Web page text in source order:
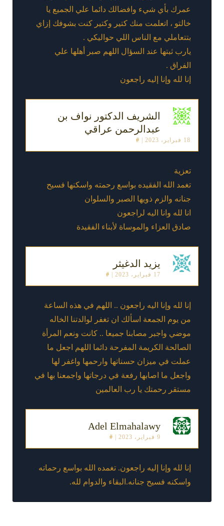
عمرك بأي شيء وافضالك دائما علي الجميع يا
خالتو ، اتعلمت منك كتير وكتير كنت بشوفك إزاي
بتتعاملي مع الناس اللي حواليكي .
يارب ثبتها عند السؤال اللهم صبر أهلها علي
الفراق .
إنا لله وإنا إليه راجعون
الشريف الدكتور نواف بن
عبدالرحمن عراقي
18 فبراير، 2023 #
تعزية
تغمد الله الفقيده بواسع رحمته واسكنها فسيح
جنانه والزم ذويها الصبر والسلوان
انا لله وانا اليه لراجعون
صادق العزاء والموساة لأبناء الفقيدة
يزيد الدغيثر
17 فبراير، 2023 #
إنا لله وإنا اليه راجعون .. اللهم في هذه الساعة
من يوم الجمعة اسألك ان تغفر لوالدتنا الخاله
موضي واجبر مصابنا جميعا .. كانت ونعم المرأة
الصالحة الكريمة المفرحة دائما اللهم اجعل ما
عملت في ميزان حسناتها وارحمها واغفر لها
واجعل ما اصابها رفعة في درجاتها واجمعنا بها في
مستقر رحمتك يا رب العالمين
Adel Elmahalawy
9 فبراير، 2023 #
إنا لله وإنا إليه راجعون. تغمده الله بواسع رحماته
واسكنه فسيح جنانه.البقاء والدوام لله.